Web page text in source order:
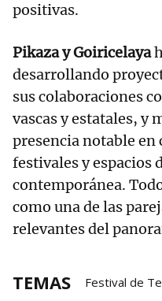
positivas.
Pikaza y Goiricelaya
desarrollando
sus colaboraciones
vascas y estatales, y
presencia notable en
festivales y espacios
contemporánea.
como una de las
relevantes del
TEMAS Festival de